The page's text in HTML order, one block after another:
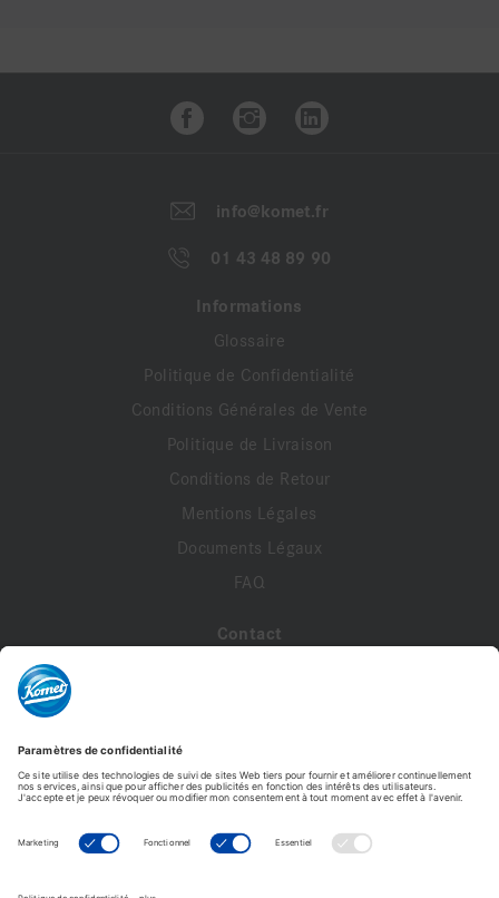
info@komet.fr
01 43 48 89 90
Informations
Glossaire
Politique de Confidentialité
Conditions Générales de Vente
Politique de Livraison
Conditions de Retour
Mentions Légales
Documents Légaux
FAQ
Contact
Profil de compte
Commandes